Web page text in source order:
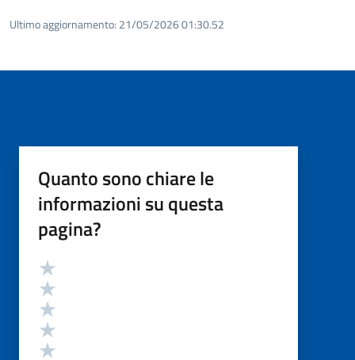
Ultimo aggiornamento: 21/05/2026 01:30.52
Quanto sono chiare le
informazioni su questa
pagina?
Valutazione